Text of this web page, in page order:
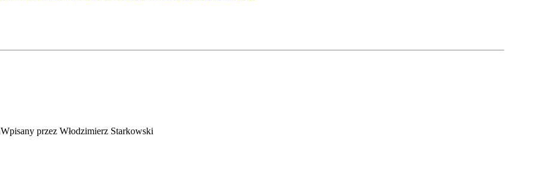
Wpisany przez Włodzimierz Starkowski